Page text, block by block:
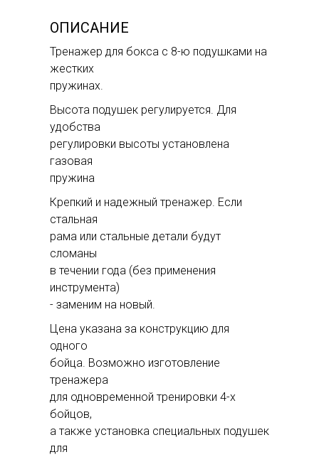
ОПИСАНИЕ
Тренажер для бокса с 8-ю подушками на
жестких
пружинах.
Высота подушек регулируется. Для
удобства
регулировки высоты установлена
газовая
пружина
Крепкий и надежный тренажер. Если
стальная
рама или стальные детали будут
сломаны
в течении года (без применения
инструмента)
- заменим на новый.
Цена указана за конструкцию для
одного
бойца. Возможно изготовление
тренажера
для одновременной тренировки 4-х
бойцов,
а также установка специальных подушек
для